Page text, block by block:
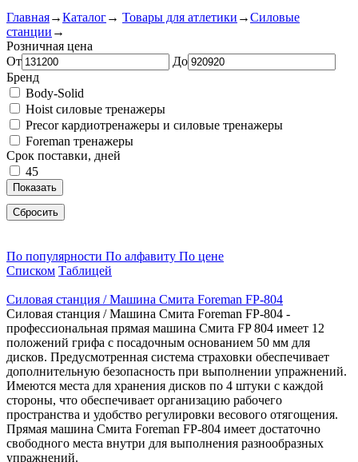
Главная→Каталог→ Товары для атлетики →Силовые
станции →
Розничная цена
От
До
Бренд
Body-Solid
Hoist силовые тренажеры
Precor кардиотренажеры и силовые тренажеры
Foreman тренажеры
Срок поставки, дней
45
Показать
Сбросить
По популярности По алфавиту По цене
Списком Таблицей
Силовая станция / Машина Смита Foreman FP-804
Силовая станция / Машина Смита Foreman FP-804 -
профессиональная прямая машина Смита FP 804 имеет 12
положений грифа с посадочным основанием 50 мм для
дисков. Предусмотренная система страховки обеспечивает
дополнительную безопасность при выполнении упражнений.
Имеются места для хранения дисков по 4 штуки с каждой
стороны, что обеспечивает организацию рабочего
пространства и удобство регулировки весового отягощения.
Прямая машина Смита Foreman FP-804 имеет достаточно
свободного места внутри для выполнения разнообразных
упражнений.